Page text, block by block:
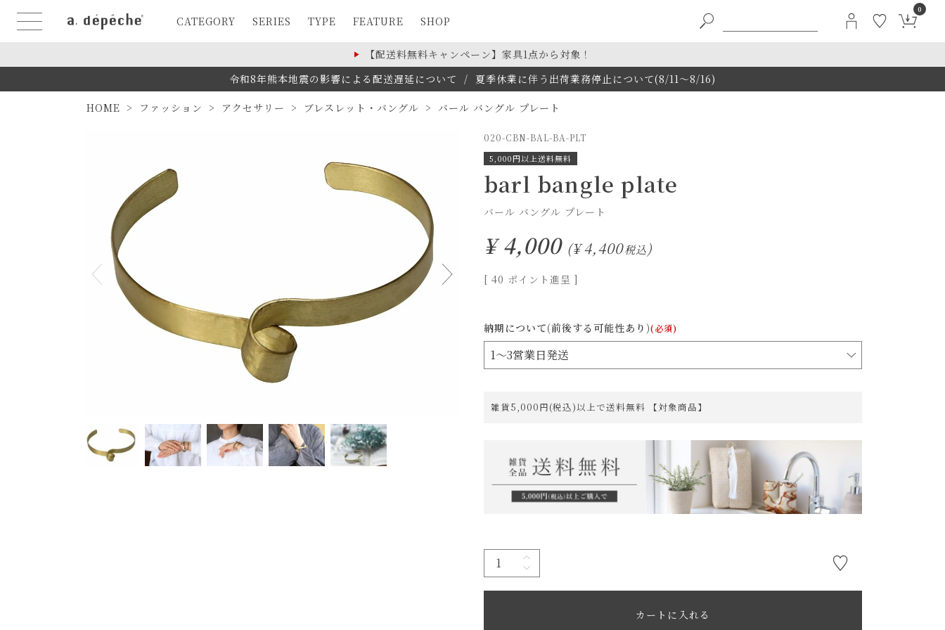
CATEGORY SERIES TYPE FEATURE SHOP
0
【配送料無料キャンペーン】家具1点から対象！
令和8年熊本地震の影響による配送遅延について / 夏季休業に伴う出荷業務停止について(8/11～8/16)
HOME ファッション アクセサリー ブレスレット・バングル バール バングル プレート
020-CBN-BAL-BA-PLT
5,000円以上送料無料
barl bangle plate
バール バングル プレート
¥ 4,000 ¥4,400税込
[ 40 ポイント進呈 ]
納期について(前後する可能性あり)(必須)
雑貨5,000円(税込)以上で送料無料 【対象商品】
カートに入れる